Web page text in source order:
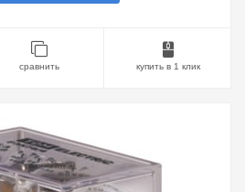
сравнить купить в 1 клик